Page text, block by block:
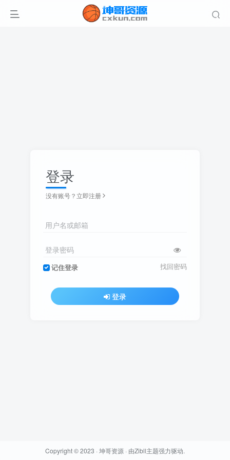
登录
没有账号？立即注册
用户名或邮箱
登录密码
记住登录 找回密码
登录
Copyright © 2023 · 坤哥资源 · 由Zibll主题强力驱动.